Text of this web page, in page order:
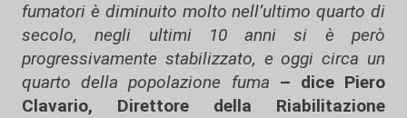
fumatori è diminuito molto nell’ultimo quarto di
secolo, negli ultimi 10 anni si è però
progressivamente stabilizzato, e oggi circa un
quarto della popolazione fuma – dice Piero
Clavario, Direttore della Riabilitazione